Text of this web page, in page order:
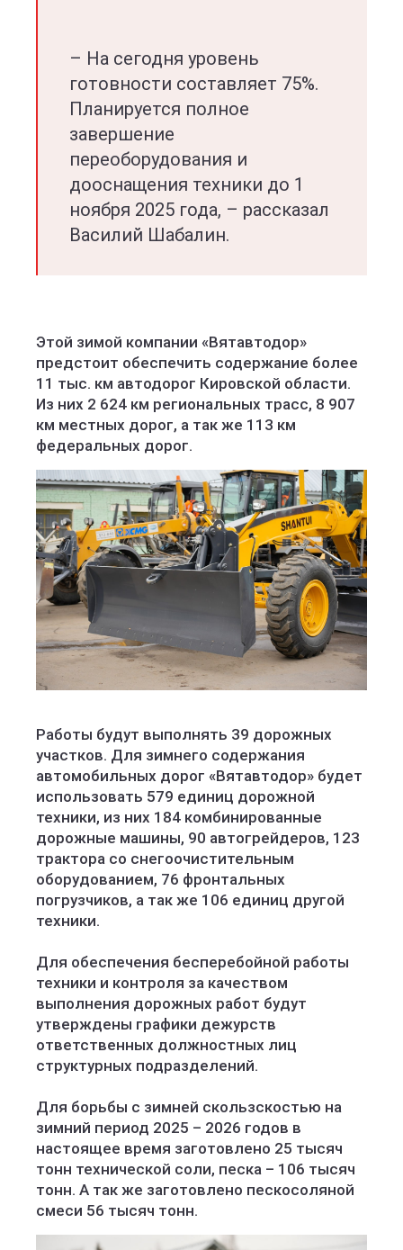
– На сегодня уровень
готовности составляет 75%.
Планируется полное
завершение
переоборудования и
дооснащения техники до 1
ноября 2025 года, – рассказал
Василий Шабалин.
Этой зимой компании «Вятавтодор»
предстоит обеспечить содержание более
11 тыс. км автодорог Кировской области.
Из них 2 624 км региональных трасс, 8 907
км местных дорог, а так же 113 км
федеральных дорог.
Работы будут выполнять 39 дорожных
участков. Для зимнего содержания
автомобильных дорог «Вятавтодор» будет
использовать 579 единиц дорожной
техники, из них 184 комбинированные
дорожные машины, 90 автогрейдеров, 123
трактора со снегоочистительным
оборудованием, 76 фронтальных
погрузчиков, а так же 106 единиц другой
техники.
Для обеспечения бесперебойной работы
техники и контроля за качеством
выполнения дорожных работ будут
утверждены графики дежурств
ответственных должностных лиц
структурных подразделений.
Для борьбы с зимней скользскостью на
зимний период 2025 – 2026 годов в
настоящее время заготовлено 25 тысяч
тонн технической соли, песка – 106 тысяч
тонн. А так же заготовлено пескосоляной
смеси 56 тысяч тонн.